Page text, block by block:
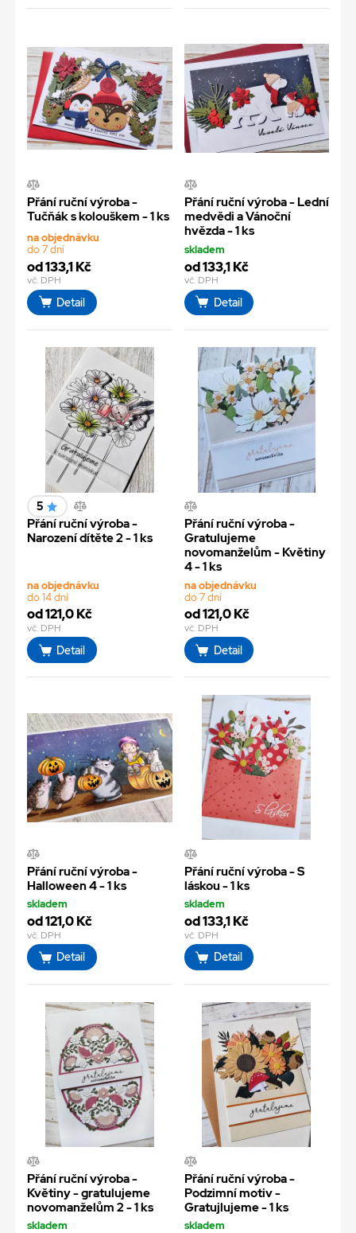
Přání ruční výroba -
Tučňák s kolouškem - 1 ks
na objednávku
do 7 dní
od 133,1 Kč
vč. DPH
Detail
Přání ruční výroba - Lední
medvědi a Vánoční
hvězda - 1 ks
skladem
od 133,1 Kč
vč. DPH
Detail
5
Přání ruční výroba -
Narození dítěte 2 - 1 ks
na objednávku
do 14 dní
od 121,0 Kč
vč. DPH
Detail
Přání ruční výroba -
Gratulujeme
novomanželům - Květiny
4 - 1 ks
na objednávku
do 7 dní
od 121,0 Kč
vč. DPH
Detail
Přání ruční výroba -
Halloween 4 - 1 ks
skladem
od 121,0 Kč
vč. DPH
Detail
Přání ruční výroba - S
láskou - 1 ks
skladem
od 133,1 Kč
vč. DPH
Detail
Přání ruční výroba -
Květiny - gratulujeme
novomanželům 2 - 1 ks
skladem
Přání ruční výroba -
Podzimní motiv -
Gratujlujeme - 1 ks
skladem